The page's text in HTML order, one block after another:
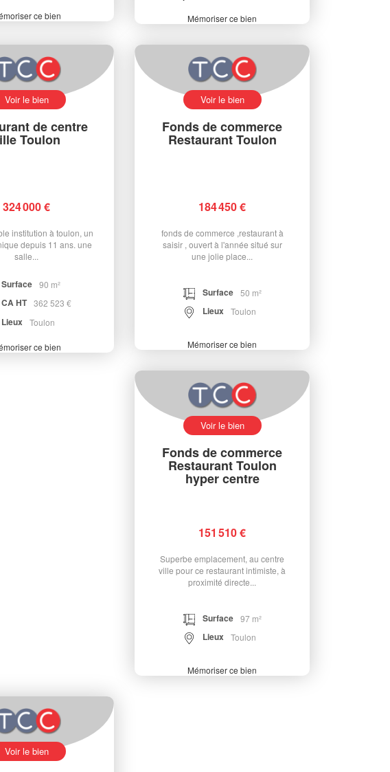
ce bien Mémoriser ce bien
Voir le bien
de centre
Toulon
324 000 €
institution à toulon, un
depuis 11 ans. une
salle...
Surface 90 m²
CA HT 362 523 €
Lieux Toulon
ce bien
Voir le bien
Fonds de commerce
Restaurant Toulon
184 450 €
fonds de commerce ,restaurant à
saisir , ouvert à l'année situé sur
une jolie place...
Surface 50 m²
Lieux Toulon
Mémoriser ce bien
Voir le bien
Fonds de commerce
Restaurant Toulon
hyper centre
151 510 €
Superbe emplacement, au centre
ville pour ce restaurant intimiste, à
proximité directe...
Surface 97 m²
Lieux Toulon
Mémoriser ce bien
Voir le bien